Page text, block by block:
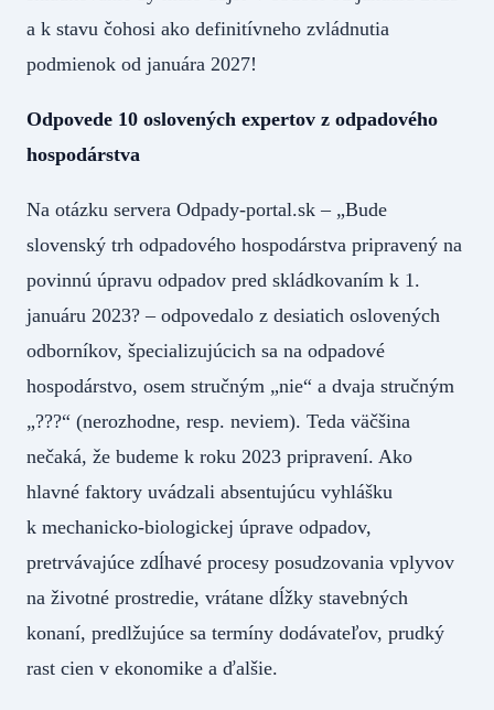
a k stavu čohosi ako definitívneho zvládnutia
podmienok od januára 2027!
Odpovede 10 oslovených expertov z odpadového
hospodárstva
Na otázku servera Odpady-portal.sk – „Bude
slovenský trh odpadového hospodárstva pripravený na
povinnú úpravu odpadov pred skládkovaním k 1.
januáru 2023? – odpovedalo z desiatich oslovených
odborníkov, špecializujúcich sa na odpadové
hospodárstvo, osem stručným „nie“ a dvaja stručným
„???“ (nerozhodne, resp. neviem). Teda väčšina
nečaká, že budeme k roku 2023 pripravení. Ako
hlavné faktory uvádzali absentujúcu vyhlášku
k mechanicko-biologickej úprave odpadov,
pretrvávajúce zdĺhavé procesy posudzovania vplyvov
na životné prostredie, vrátane dĺžky stavebných
konaní, predlžujúce sa termíny dodávateľov, prudký
rast cien v ekonomike a ďalšie.